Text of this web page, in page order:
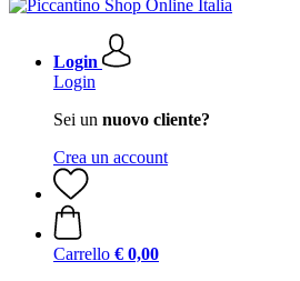
Login
Login
Sei un nuovo cliente?
Crea un account
Carrello € 0,00